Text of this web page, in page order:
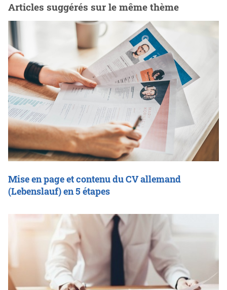
Articles suggérés sur le même thème
Mise en page et contenu du CV allemand
(Lebenslauf) en 5 étapes